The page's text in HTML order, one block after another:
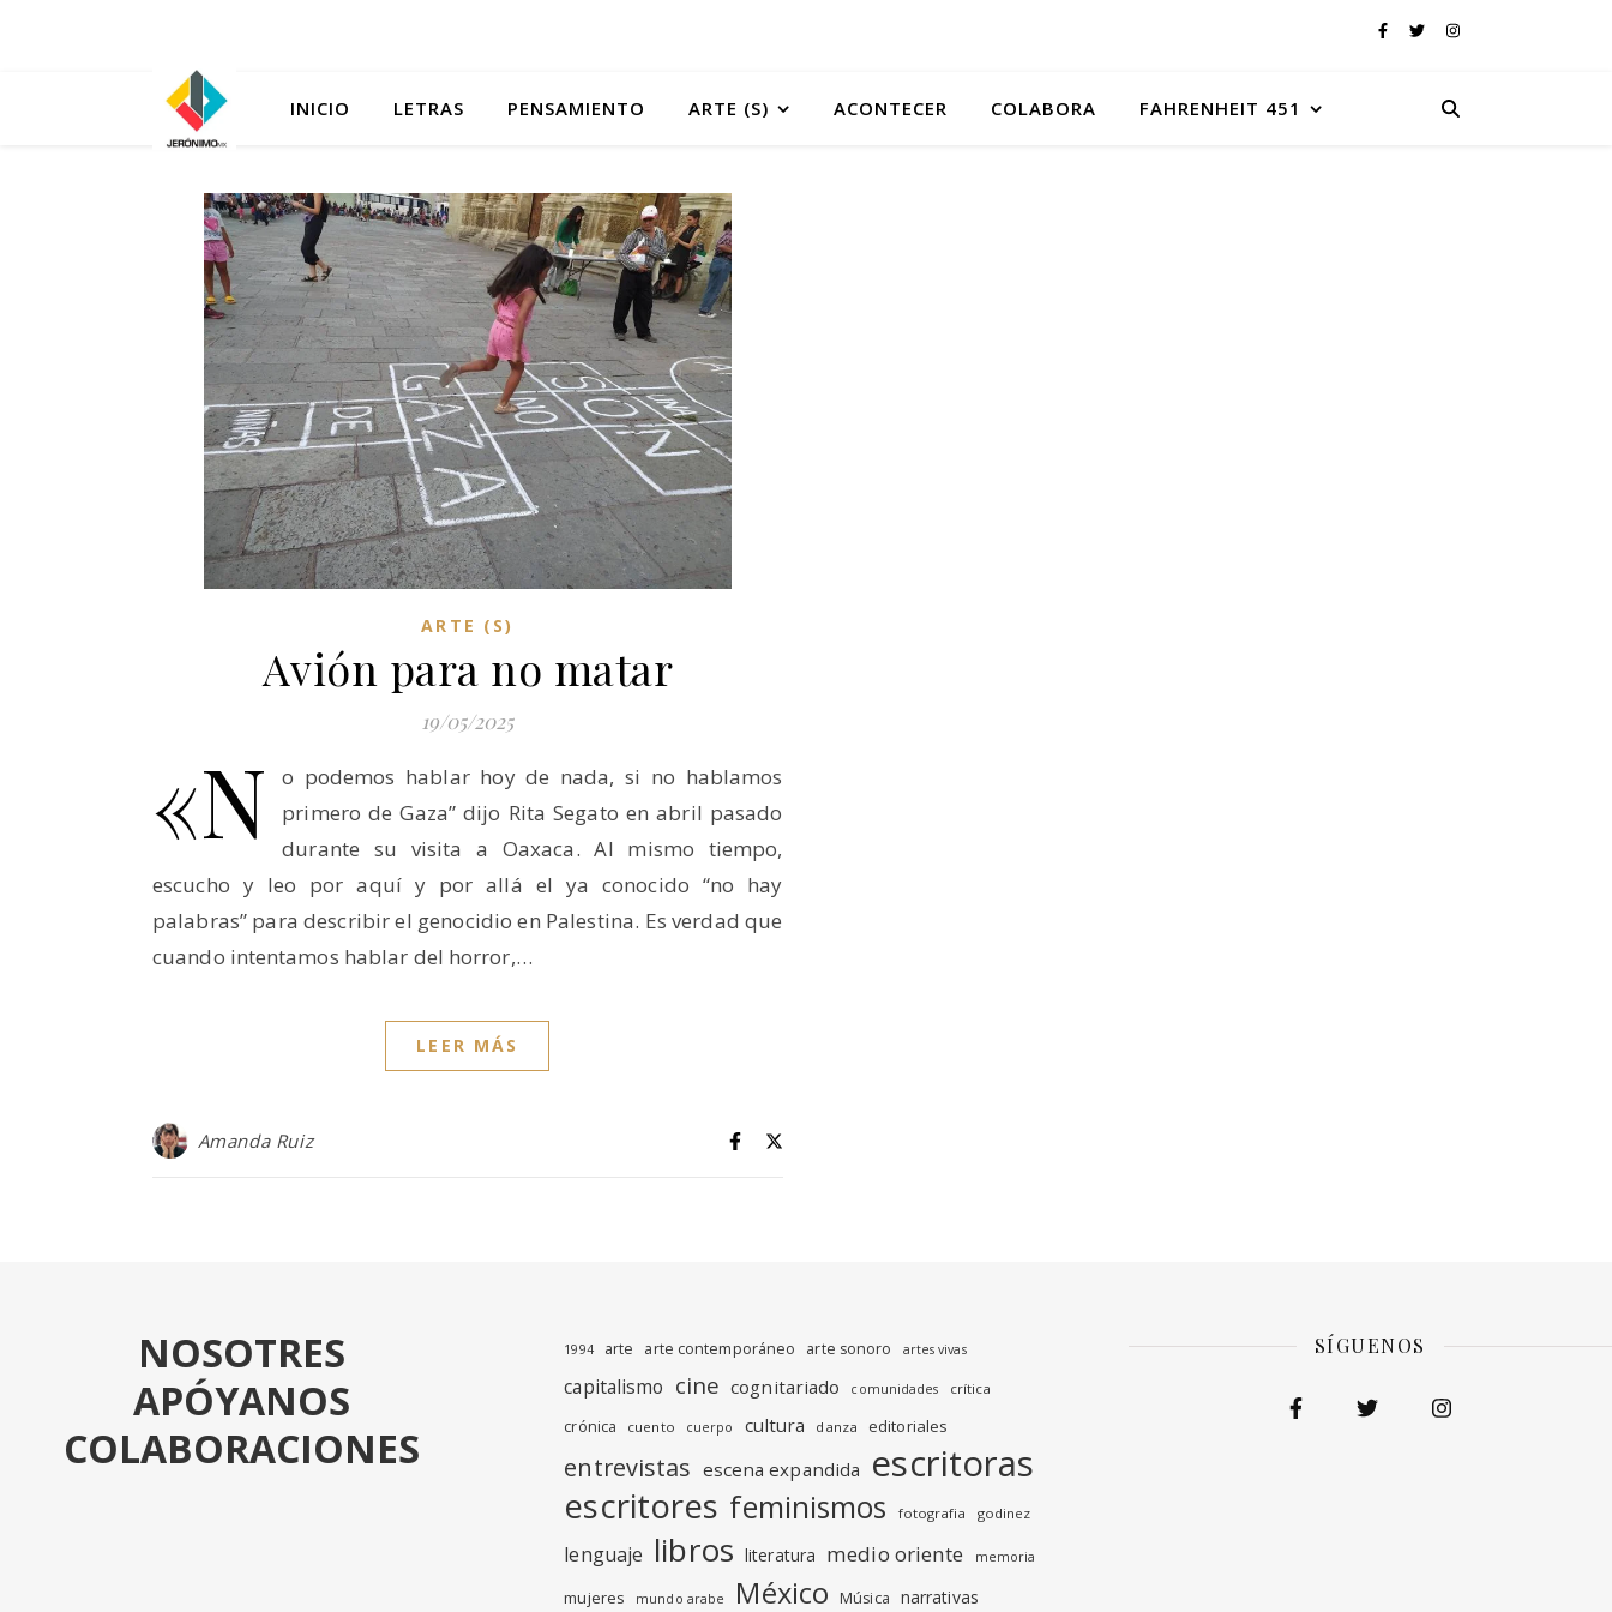
INICIO LETRAS PENSAMIENTO ARTE (S) ACONTECER COLABORA FAHRENHEIT 451
ARTE (S)
Avión para no matar
19/05/2025
«N
o podemos hablar hoy de nada, si no hablamos
primero de Gaza” dijo Rita Segato en abril pasado
durante su visita a Oaxaca. Al mismo tiempo,
escucho y leo por aquí y por allá el ya conocido “no hay
palabras” para describir el genocidio en Palestina. Es verdad que
cuando intentamos hablar del horror,…
LEER MÁS
Amanda Ruiz
NOSOTRES
APÓYANOS
COLABORACIONES
1994 arte arte contemporáneo arte sonoro artes vivas
capitalismo cine cognitariado comunidades crítica
crónica cuento cuerpo cultura danza editoriales
entrevistas escena expandida escritoras
escritores feminismos fotografia godinez
lenguaje libros literatura medio oriente memoria
mujeres mundo arabe México Música narrativas
SÍGUENOS